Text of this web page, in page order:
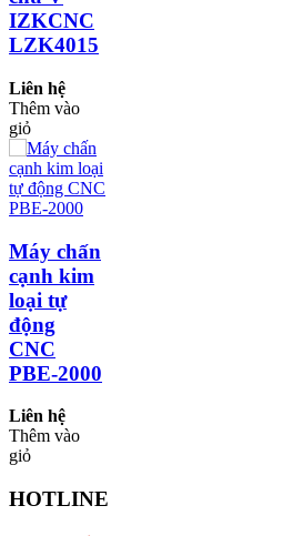
IZKCNC
LZK4015
Liên hệ
Thêm vào
giỏ
Máy chấn
cạnh kim
loại tự
động
CNC
PBE-2000
Liên hệ
Thêm vào
giỏ
HOTLINE